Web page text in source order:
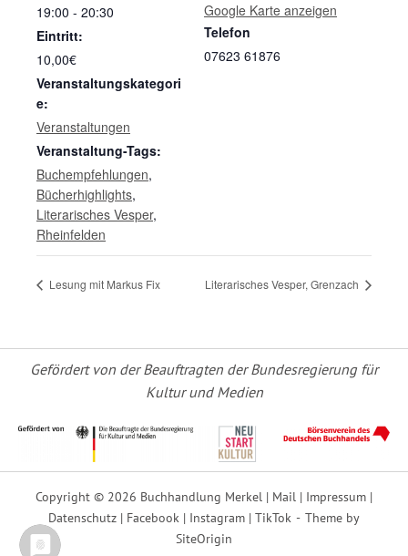
19:00 - 20:30
Eintritt:
10,00€
Veranstaltungskategori
e:
Veranstaltungen
Veranstaltung-Tags:
Buchempfehlungen,
Bücherhighlights,
Literarisches Vesper,
Rheinfelden
Google Karte anzeigen
Telefon
07623 61876
Lesung mit Markus Fix Literarisches Vesper, Grenzach
Gefördert von der Beauftragten der Bundesregierung für
Kultur und Medien
Copyright © 2026 Buchhandlung Merkel | Mail | Impressum |
Datenschutz | Facebook | Instagram | TikTok
Theme by
SiteOrigin